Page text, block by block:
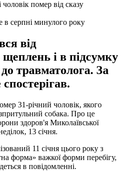
в серпні минулого року
від
і в підсумку
травматолога. За
31-річний чоловік, якого
собака. Про це
здоров'я Миколаївської
13 січня.
11 січня цього року з
форма» важкої форми перебігу,
в повідомленні.